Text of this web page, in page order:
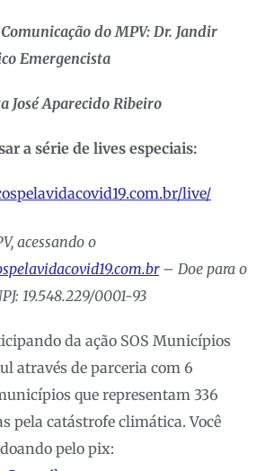
do MPV: Dr. Jandir
Emergencista
José Aparecido Ribeiro
a série de lives especiais:
live/
acessando o
– Doe para o
19.548.229/0001-93
da ação SOS Municípios
através de parceria com 6
que representam 336
pela catástrofe climática. Você
pelo pix: